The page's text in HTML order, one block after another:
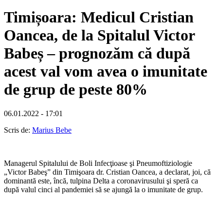
Timișoara: Medicul Cristian
Oancea, de la Spitalul Victor
Babeș – prognozăm că după
acest val vom avea o imunitate
de grup de peste 80%
06.01.2022 - 17:01
Scris de: Marius Bebe
Managerul Spitalului de Boli Infecţioase şi Pneumoftiziologie
„Victor Babeş” din Timişoara dr. Cristian Oancea, a declarat, joi, că
dominantă este, încă, tulpina Delta a coronavirusului şi speră ca
după valul cinci al pandemiei să se ajungă la o imunitate de grup.